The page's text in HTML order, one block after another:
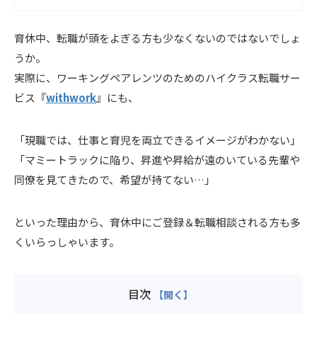
育休中、転職が頭をよぎる方も少なくないのではないでしょ
うか。
実際に、ワーキングペアレンツのためのハイクラス転職サー
ビス『withwork』にも、
「現職では、仕事と育児を両立できるイメージがわかない」
「マミートラックに陥り、昇進や昇給が遠のいている先輩や
同僚を見てきたので、希望が持てない…」
といった理由から、育休中にご登録＆転職相談される方も多
くいらっしゃいます。
目次